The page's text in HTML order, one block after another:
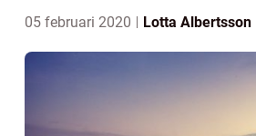
05 februari 2020 Lotta Albertsson